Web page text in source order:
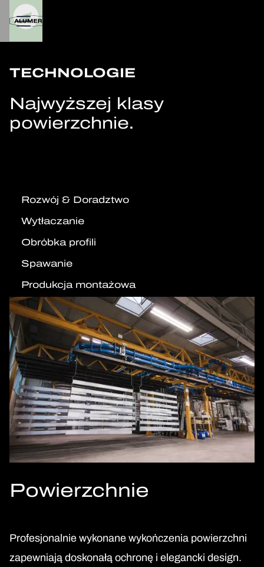
TECHNOLOGIE
Najwyższej klasy
powierzchnie.
Rozwój & Doradztwo
Wytłaczanie
Obróbka profili
Spawanie
Produkcja montażowa
Powierzchnie
Profesjonalnie wykonane wykończenia powierzchni
zapewniają doskonałą ochronę i elegancki design.